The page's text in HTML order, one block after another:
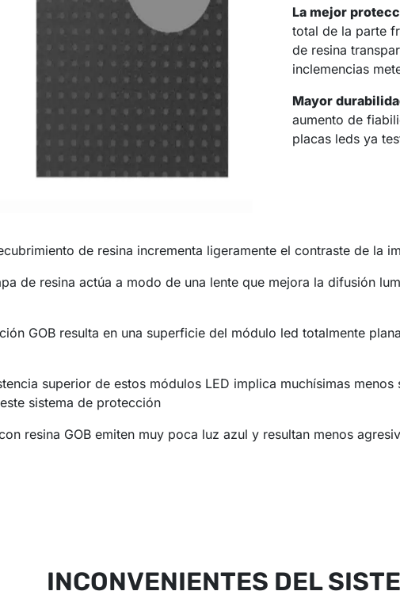
La mejor
total de la parte
de resina
inclemencias
Mayor
aumento de
placas leds ya
de resina incrementa ligeramente el contraste de la
de resina actúa a modo de una lente que mejora la difusión
GOB resulta en una superficie del módulo led totalmente
superior de estos módulos LED implica muchísimas
sistema de protección
resina GOB emiten muy poca luz azul y resultan menos
INCONVENIENTES DEL